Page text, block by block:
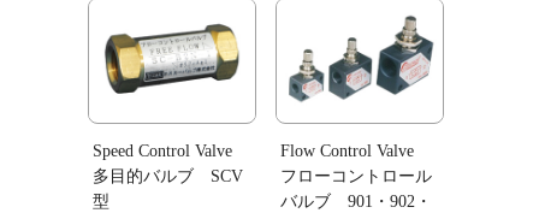
Speed Control Valve
多目的バルブ SCV
型
Flow Control Valve
フローコントロール
バルブ 901・902・